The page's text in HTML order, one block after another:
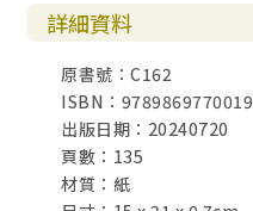
詳細資料
原書號：C162
ISBN：9789869770019
出版日期：20240720
頁數：135
材質：紙